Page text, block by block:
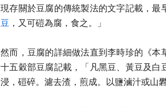
現存關於豆腐的傳統製法的文字記載，最
豆 ，又可磑為腐，食之。」
然而，豆腐的詳細做法直到李時珍的《
十五穀部豆腐記載，「凡黑豆、黃豆及
浸，磑碎。濾去渣，煎成。以鹽滷汁或山